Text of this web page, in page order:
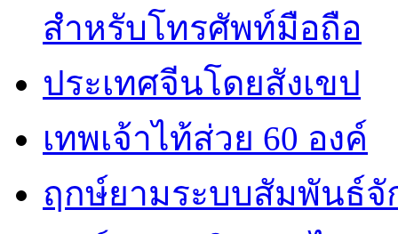
สำหรับโทรศัพท์มือถือ
ประเทศจีนโดยสังเขป
เทพเจ้าไท้ส่วย 60 องค์
ฤกษ์ยามระบบสัมพันธ์จั